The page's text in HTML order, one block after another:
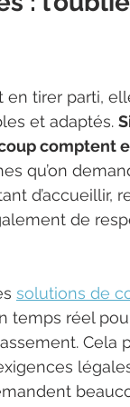
en tirer parti,
et adaptés.
comptent
qu’on
d’accueillir,
de
solutions de
temps réel
Cela